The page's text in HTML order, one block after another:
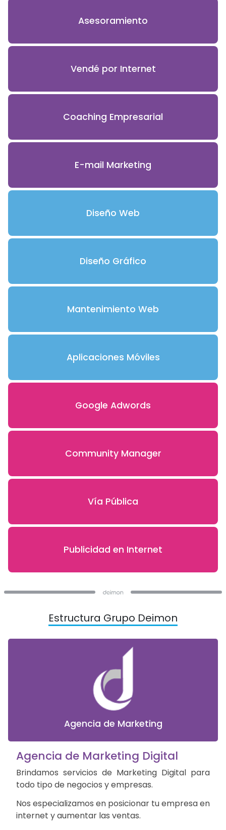
Asesoramiento
Vendé por Internet
Coaching Empresarial
E-mail Marketing
Diseño Web
Diseño Gráfico
Mantenimiento Web
Aplicaciones Móviles
Google Adwords
Community Manager
Vía Pública
Publicidad en Internet
Estructura Grupo Deimon
Agencia de Marketing
Agencia de Marketing Digital
Brindamos servicios de Marketing Digital para
todo tipo de negocios y empresas.
Nos especializamos en posicionar tu empresa en
internet y aumentar las ventas.